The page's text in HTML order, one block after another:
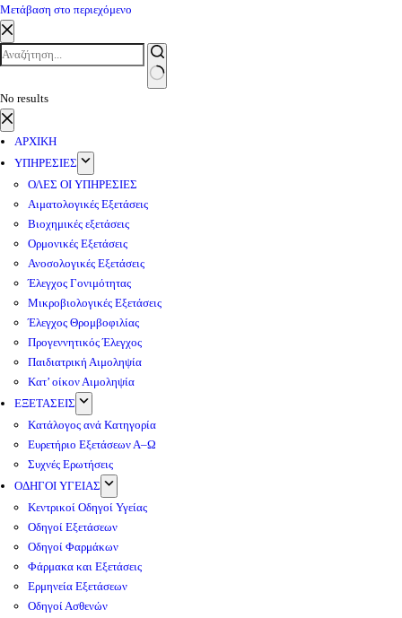
Μετάβαση στο περιεχόμενο
No results
ΑΡΧΙΚΗ
ΥΠΗΡΕΣΙΕΣ
ΟΛΕΣ ΟΙ ΥΠΗΡΕΣΙΕΣ
Αιματολογικές Εξετάσεις
Βιοχημικές εξετάσεις
Ορμονικές Εξετάσεις
Ανοσολογικές Εξετάσεις
Έλεγχος Γονιμότητας
Μικροβιολογικές Εξετάσεις
Έλεγχος Θρομβοφιλίας
Προγεννητικός Έλεγχος
Παιδιατρική Αιμοληψία
Κατ’ οίκον Αιμοληψία
ΕΞΕΤΑΣΕΙΣ
Κατάλογος ανά Κατηγορία
Ευρετήριο Εξετάσεων Α–Ω
Συχνές Ερωτήσεις
ΟΔΗΓΟΙ ΥΓΕΙΑΣ
Κεντρικοί Οδηγοί Υγείας
Οδηγοί Εξετάσεων
Οδηγοί Φαρμάκων
Φάρμακα και Εξετάσεις
Ερμηνεία Εξετάσεων
Οδηγοί Ασθενών